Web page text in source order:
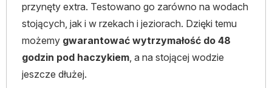
przynęty extra. Testowano go zarówno na wodach
stojących, jak i w rzekach i jeziorach. Dzięki temu
możemy gwarantować wytrzymałość do 48
godzin pod haczykiem, a na stojącej wodzie
jeszcze dłużej.